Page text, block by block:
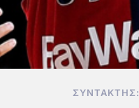
ΣΥΝΤΆΚΤΗΣ: